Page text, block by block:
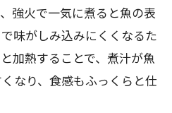
強火で一気に煮ると魚の表
味がしみ込みにくくなるた
加熱することで、煮汁が魚
なり、食感もふっくらと仕